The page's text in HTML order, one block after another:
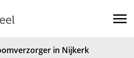
in Nijkerk